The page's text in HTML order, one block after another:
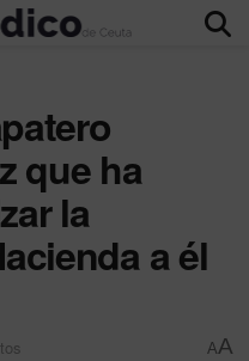
que ha
la
a él
AA